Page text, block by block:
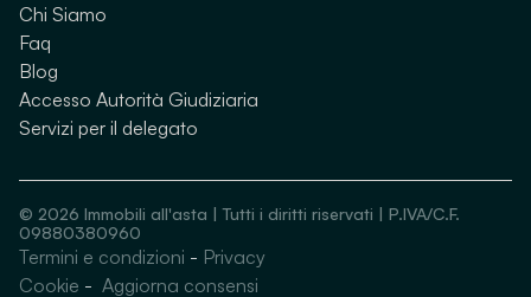
Guarda immobili simili
Chi Siamo
Faq
Blog
Accesso Autorità Giudiziaria
Servizi per il delegato
© 2026 Immobili all'asta | Tutti i diritti riservati | P.IVA/C.F.
09880380960
Termini e condizioni - Privacy
Cookie - Aggiorna consensi